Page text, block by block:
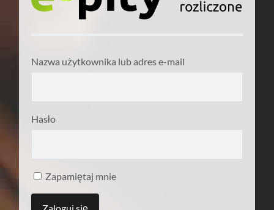
Nazwa użytkownika lub adres e-mail
Hasło
Zapamiętaj mnie